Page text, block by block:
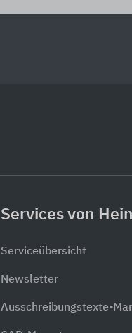
Services von
Serviceübersicht
Newsletter
Ausschreibungstexte-